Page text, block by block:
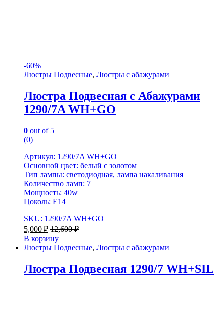
-60%
Люстры Подвесные, Люстры с абажурами
Люстра Подвесная с Абажурами
1290/7A WH+GO
0 out of 5
(0)
Артикул: 1290/7A WH+GO
Основной цвет: белый с золотом
Тип лампы: светодиодная, лампа накаливания
Количество ламп: 7
Мощность: 40w
Цоколь: Е14
SKU: 1290/7A WH+GO
5,000 ₽ 12,600₽
В корзину
Люстры Подвесные, Люстры с абажурами
Люстра Подвесная 1290/7 WH+SIL